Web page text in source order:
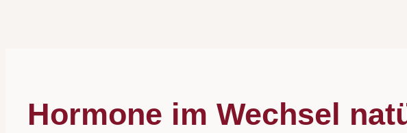
Hormone im Wechsel